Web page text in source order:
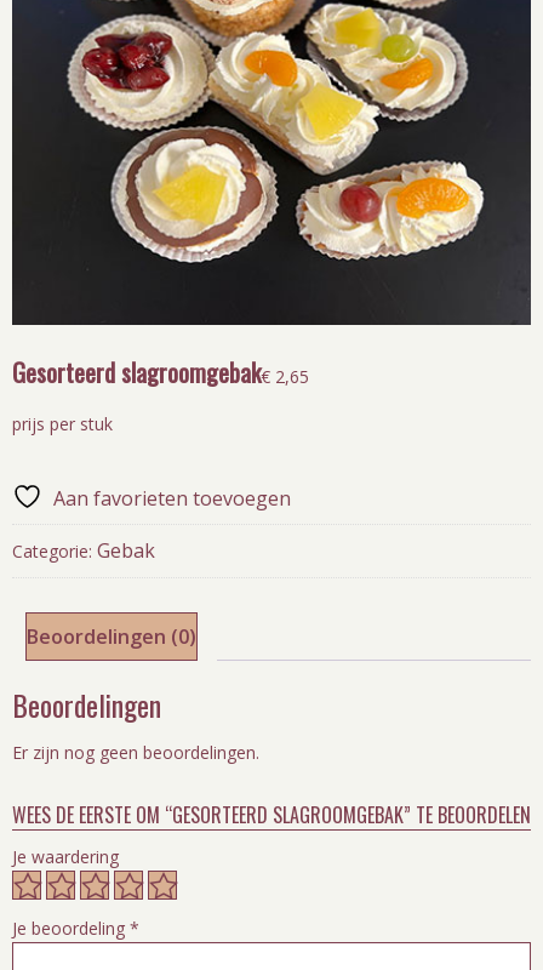
Gesorteerd slagroomgebak€ 2,65
prijs per stuk
Aan favorieten toevoegen
Categorie: Gebak
Beoordelingen (0)
Beoordelingen
Er zijn nog geen beoordelingen.
WEES DE EERSTE OM “GESORTEERD SLAGROOMGEBAK” TE BEOORDELEN
Je waardering
Je beoordeling *